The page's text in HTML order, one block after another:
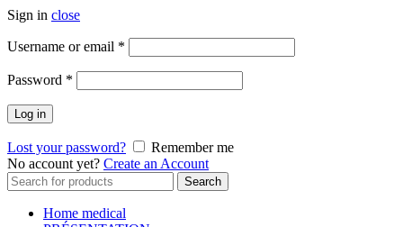
Sign in close
Username or email *
Password *
Log in
Lost your password?
Remember me
No account yet? Create an Account
Search
for:
Search
Home medical